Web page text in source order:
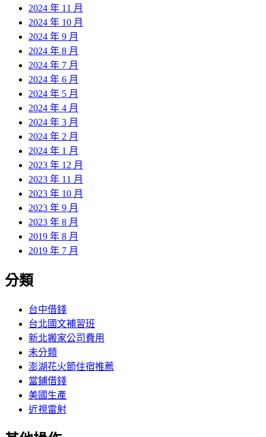
2024 年 11 月
2024 年 10 月
2024 年 9 月
2024 年 8 月
2024 年 7 月
2024 年 6 月
2024 年 5 月
2024 年 4 月
2024 年 3 月
2024 年 2 月
2024 年 1 月
2023 年 12 月
2023 年 11 月
2023 年 10 月
2023 年 9 月
2023 年 8 月
2019 年 8 月
2019 年 7 月
分類
台中借錢
台北國文補習班
新北搬家公司費用
未分類
澎湖花火節住宿推薦
當鋪借錢
美國生產
近視雷射